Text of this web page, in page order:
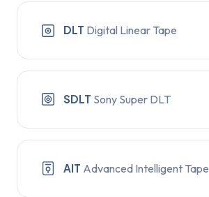
DLT Digital Linear Tape
SDLT Sony Super DLT
AIT Advanced Intelligent Tape